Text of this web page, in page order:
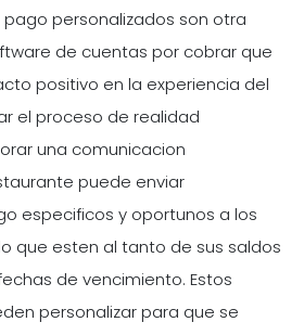
personalizados son otra
de cuentas por cobrar que
positivo en la experiencia del
el proceso de realidad
una comunicacion
puede enviar
especificos y oportunos a los
que esten al tanto de sus saldos
de vencimiento. Estos
personalizar para que se